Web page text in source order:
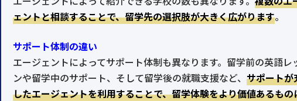
ェントと相談することで、留学先の選択肢が大きく広がります。
サポート体制の違い
エージェントによってサポート体制も異なります。留学前の英語レ
ンや留学中のサポート、そして留学後の就職支援など、 サポートが
したエージェントを利用することで、留学体験をより価値あるもの